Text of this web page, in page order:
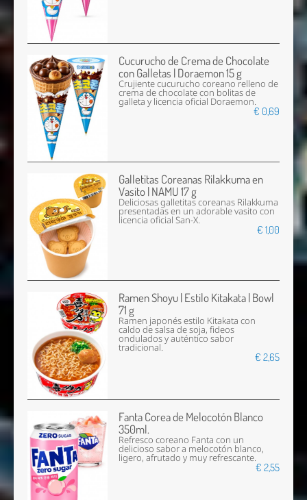
Cucurucho de Crema de Chocolate
con Galletas | Doraemon 15 g
Crujiente cucurucho coreano relleno de
crema de chocolate con bolitas de
galleta y licencia oficial Doraemon.
€ 0,69
Galletitas Coreanas Rilakkuma en
Vasito | NAMU 17 g
Deliciosas galletitas coreanas Rilakkuma
presentadas en un adorable vasito con
licencia oficial San-X.
€ 1,00
Ramen Shoyu | Estilo Kitakata | Bowl
71 g
Ramen japonés estilo Kitakata con
caldo de salsa de soja, fideos
ondulados y auténtico sabor
tradicional.
€ 2,65
Fanta Corea de Melocotón Blanco
350ml.
Refresco coreano Fanta con un
delicioso sabor a melocotón blanco,
ligero, afrutado y muy refrescante.
€ 2,55